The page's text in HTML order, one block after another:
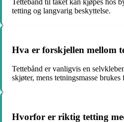
tetting og langvarig beskyttelse.
Hva er forskjellen mellom
Tettebånd er vanligvis en
skjøter, mens tetningsmasse
Hvorfor er riktig tetting